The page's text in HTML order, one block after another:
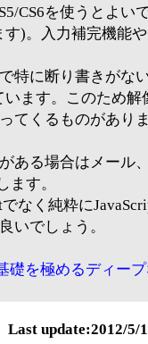
CS6を使うとよい
す)。入力補完機能
特に断り書きがな
います。このため解
てくるものがあり
ある場合はメール
ます。
なく純粋に
いでしょう。
礎を極めるディー
Last update:2012/5/